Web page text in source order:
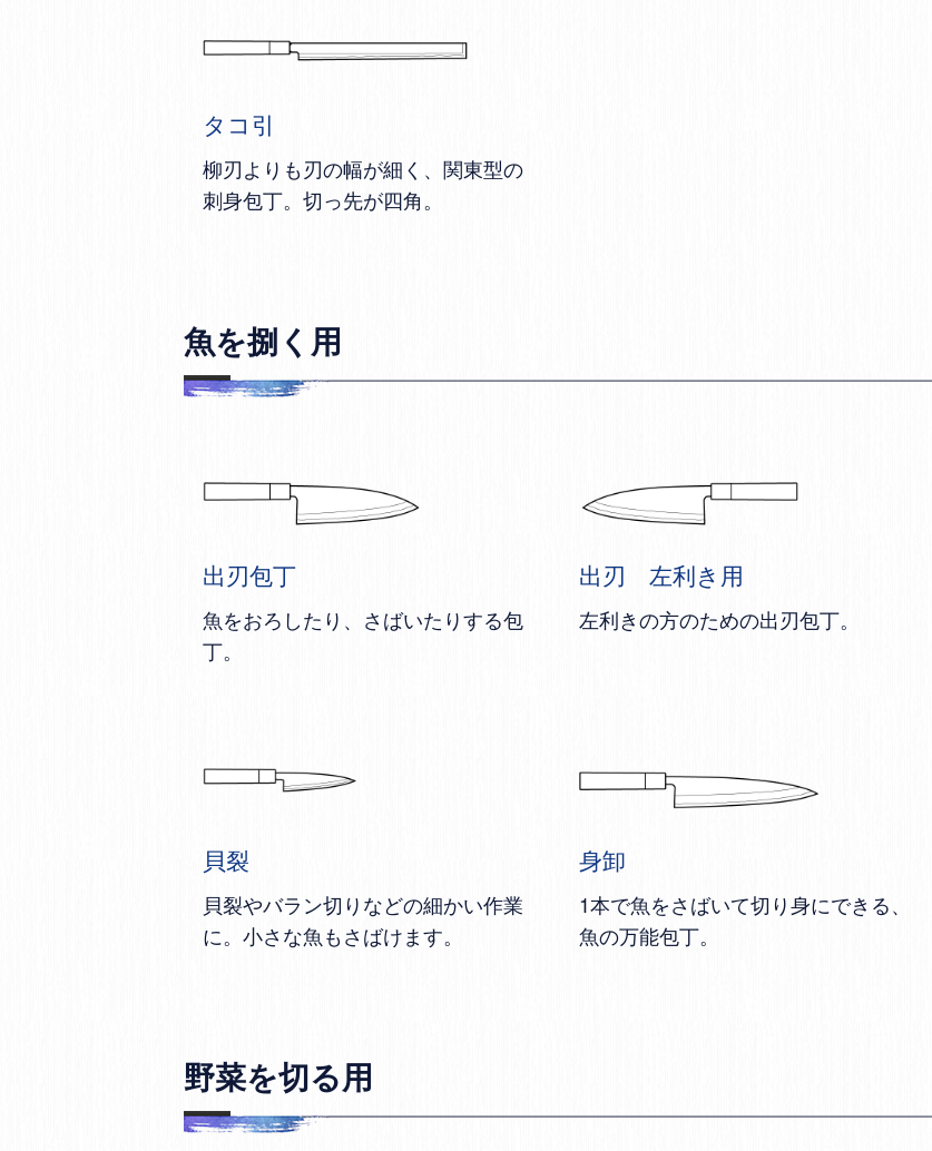
タコ引
柳刃よりも刃の幅が細く、関東型の
刺身包丁。切っ先が四角。
魚を捌く用
出刃包丁
魚をおろしたり、さばいたりする包
丁。
出刃 左利き用
左利きの方のための出刃包丁。
貝裂
貝裂やバラン切りなどの細かい作業
に。小さな魚もさばけます。
身卸
1本で魚をさばいて切り身にできる、
魚の万能包丁。
野菜を切る用